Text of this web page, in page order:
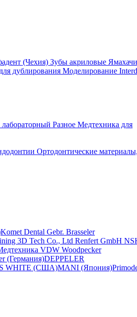
(Чехия) Зубы акриловые Ямахачи
дублирования Моделирование
Разное Медтехника для
Ортодонтические
Komet Dental Gebr. Brasseler
3D Tech Co., Ltd Renfert GmbH
VDW Woodpecker
(Германия)DEPPELER
WHITE (США)MANI (Япония)